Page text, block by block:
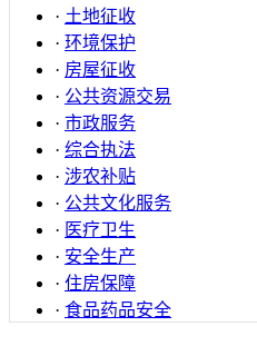
· 土地征收
· 环境保护
· 房屋征收
· 公共资源交易
· 市政服务
· 综合执法
· 涉农补贴
· 公共文化服务
· 医疗卫生
· 安全生产
· 住房保障
· 食品药品安全